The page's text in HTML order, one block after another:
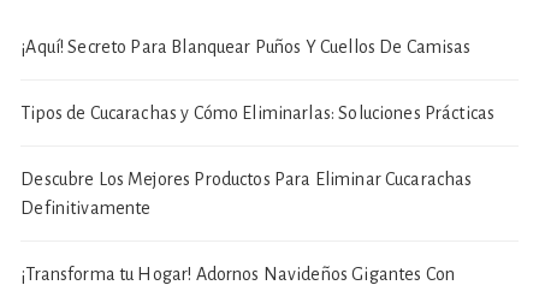
¡Aquí! Secreto Para Blanquear Puños Y Cuellos De Camisas
Tipos de Cucarachas y Cómo Eliminarlas: Soluciones Prácticas
Descubre Los Mejores Productos Para Eliminar Cucarachas
Definitivamente
¡Transforma tu Hogar! Adornos Navideños Gigantes Con